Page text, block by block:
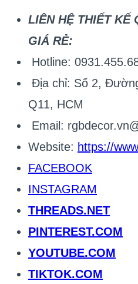
LIÊN HỆ THIẾT KẾ
GIÁ RẺ:
Hotline:
Địa chỉ: Số 2,
Q11, HCM
Email:
Website: https://
FACEBOOK
INSTAGRAM
THREADS.NET
PINTEREST.COM
YOUTUBE.COM
TIKTOK.COM